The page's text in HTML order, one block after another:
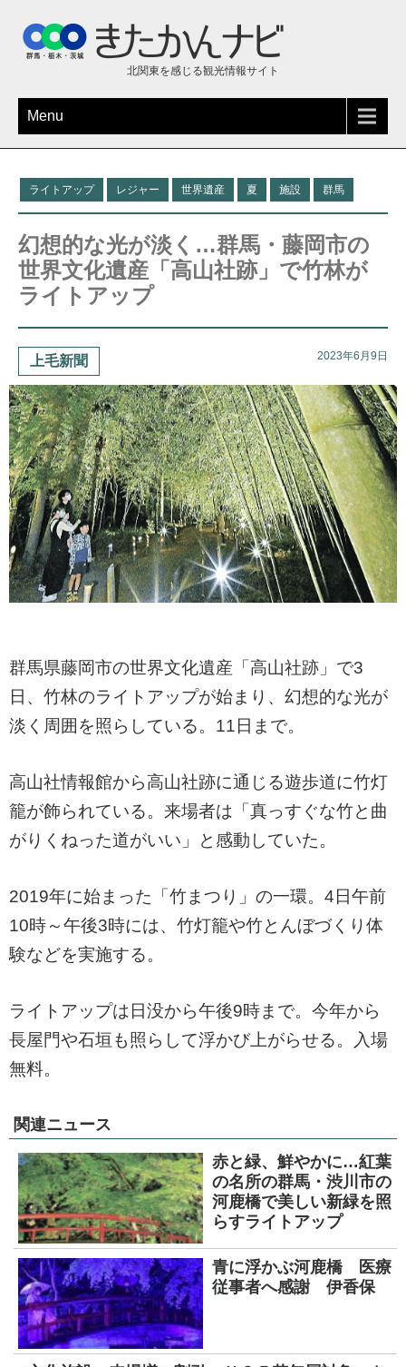
北関東を感じる観光情報サイト
Menu
ライトアップ レジャー 世界遺産 夏 施設 群馬
幻想的な光が淡く…群馬・藤岡市の
世界文化遺産「高山社跡」で竹林が
ライトアップ
上毛新聞 2023年6月9日
群馬県藤岡市の世界文化遺産「高山社跡」で3
日、竹林のライトアップが始まり、幻想的な光が
淡く周囲を照らしている。11日まで。
高山社情報館から高山社跡に通じる遊歩道に竹灯
籠が飾られている。来場者は「真っすぐな竹と曲
がりくねった道がいい」と感動していた。
2019年に始まった「竹まつり」の一環。4日午前
10時～午後3時には、竹灯籠や竹とんぼづくり体
験などを実施する。
ライトアップは日没から午後9時まで。今年から
長屋門や石垣も照らして浮かび上がらせる。入場
無料。
関連ニュース
赤と緑、鮮やかに…紅葉
の名所の群馬・渋川市の
河鹿橋で美しい新緑を照
らすライトアップ
青に浮かぶ河鹿橋 医療
従事者へ感謝 伊香保